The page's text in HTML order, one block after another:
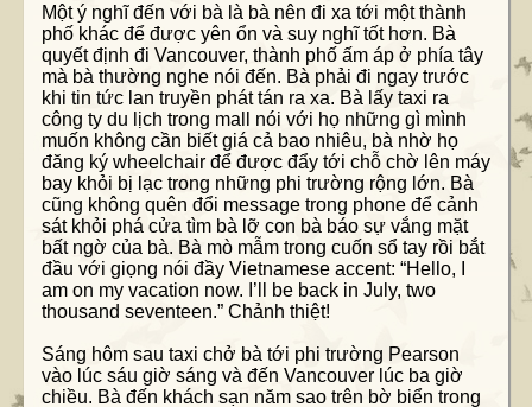
Một ý nghĩ đến với bà là bà nên đi xa tới một thành
phố khác để được yên ổn và suy nghĩ tốt hơn. Bà
quyết định đi Vancouver, thành phố ấm áp ở phía tây
mà bà thường nghe nói đến. Bà phải đi ngay trước
khi tin tức lan truyền phát tán ra xa. Bà lấy taxi ra
công ty du lịch trong mall nói với họ những gì mình
muốn không cần biết giá cả bao nhiêu, bà nhờ họ
đăng ký wheelchair để được đẩy tới chỗ chờ lên máy
bay khỏi bị lạc trong những phi trường rộng lớn. Bà
cũng không quên đổi message trong phone để cảnh
sát khỏi phá cửa tìm bà lỡ con bà báo sự vắng mặt
bất ngờ của bà. Bà mò mẫm trong cuốn sổ tay rồi bắt
đầu với giọng nói đầy Vietnamese accent: “Hello, I
am on my vacation now. I’ll be back in July, two
thousand seventeen.” Chảnh thiệt!
Sáng hôm sau taxi chở bà tới phi trường Pearson
vào lúc sáu giờ sáng và đến Vancouver lúc ba giờ
chiều. Bà đến khách sạn năm sao trên bờ biển trong